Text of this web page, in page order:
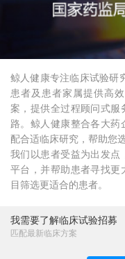
鲸人健康专注临床试验研
患者及患者家属提供高
案，提供全过程顾问式服
路。鲸人健康整合各大药
配合适临床研究，帮助您
我们以患者受益为出发点
平台，并帮助患者寻找更
目筛选更适合的患者。
我需要了解临床试验招募
匹配最新临床方案